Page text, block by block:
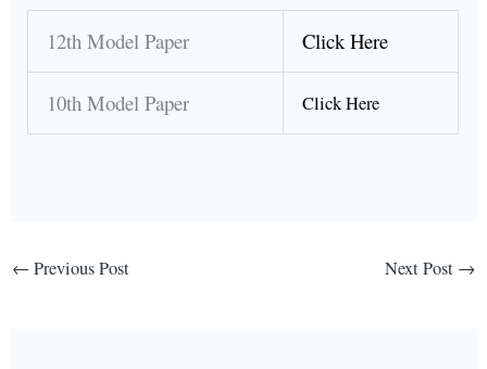
12th Model Paper Click Here
10th Model Paper Click Here
← Previous Post Next Post →